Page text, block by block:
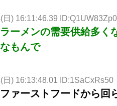
日) 16:11:46.39 ID:Q1UW83Zp0
ーメンの需要供給多く
もんで
日) 16:13:48.01 ID:1SaCxRs50
ァーストフードから回